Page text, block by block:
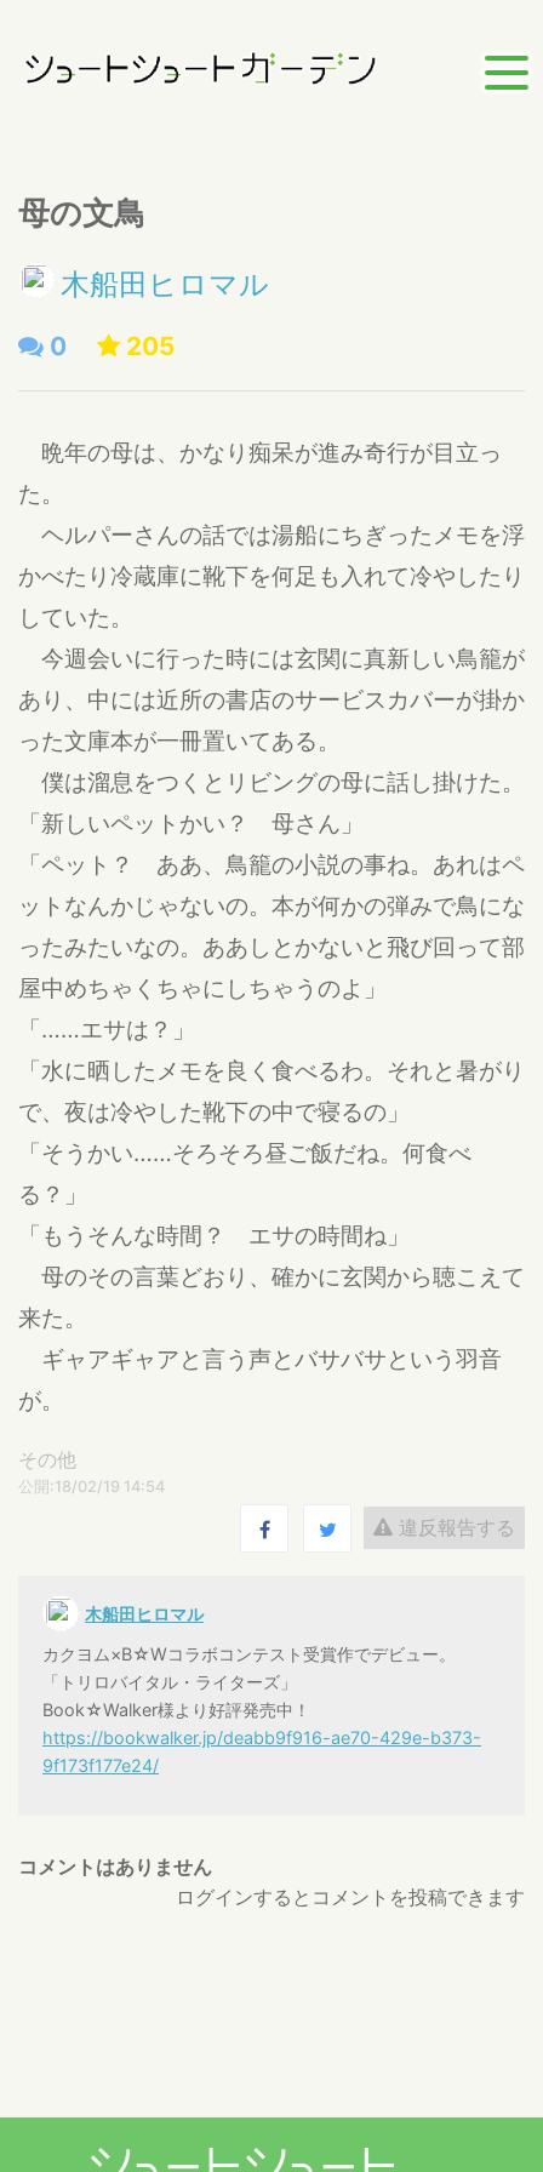
母の文鳥
木船田ヒロマル
0 205
晩年の母は、かなり痴呆が進み奇行が目立っ
た。
ヘルパーさんの話では湯船にちぎったメモを浮
かべたり冷蔵庫に靴下を何足も入れて冷やしたり
していた。
今週会いに行った時には玄関に真新しい鳥籠が
あり、中には近所の書店のサービスカバーが掛か
った文庫本が一冊置いてある。
僕は溜息をつくとリビングの母に話し掛けた。
「新しいペットかい？ 母さん」
「ペット？ ああ、鳥籠の小説の事ね。あれはペ
ットなんかじゃないの。本が何かの弾みで鳥にな
ったみたいなの。ああしとかないと飛び回って部
屋中めちゃくちゃにしちゃうのよ」
「……エサは？」
「水に晒したメモを良く食べるわ。それと暑がり
で、夜は冷やした靴下の中で寝るの」
「そうかい……そろそろ昼ご飯だね。何食べ
る？」
「もうそんな時間？ エサの時間ね」
母のその言葉どおり、確かに玄関から聴こえて
来た。
ギャアギャアと言う声とバサバサという羽音
が。
その他
公開:18/02/19 14:54
違反報告する
木船田ヒロマル
カクヨム×B☆Wコラボコンテスト受賞作でデビュー。
「トリロバイタル・ライターズ」
Book☆Walker様より好評発売中！
https://bookwalker.jp/deabb9f916-ae70-429e-b373-
9f173f177e24/
コメントはありません
ログインするとコメントを投稿できます